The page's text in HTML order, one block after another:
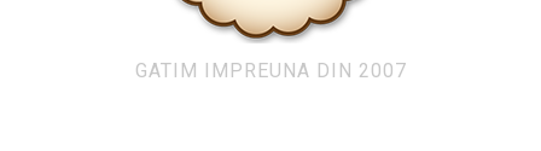
GATIM IMPREUNA DIN 2007